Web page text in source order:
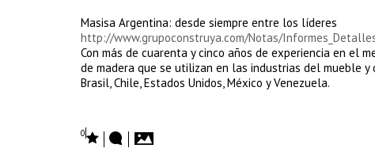
Masisa Argentina: desde siempre entre los líderes
http://www.grupoconstruya.com/Notas/
Con más de cuarenta y cinco años de experiencia en el
de madera que se utilizan en las industrias del mueble
Brasil, Chile, Estados Unidos, México y Venezuela.
0